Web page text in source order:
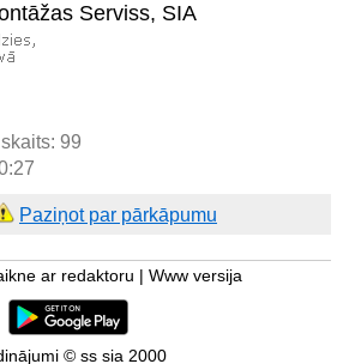
Serviss, SIA
99
Paziņot par pārkāpumu
ar redaktoru Www versija
© ss sia 2000